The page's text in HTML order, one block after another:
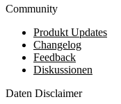
Community
Produkt Updates
Changelog
Feedback
Diskussionen
Daten Disclaimer